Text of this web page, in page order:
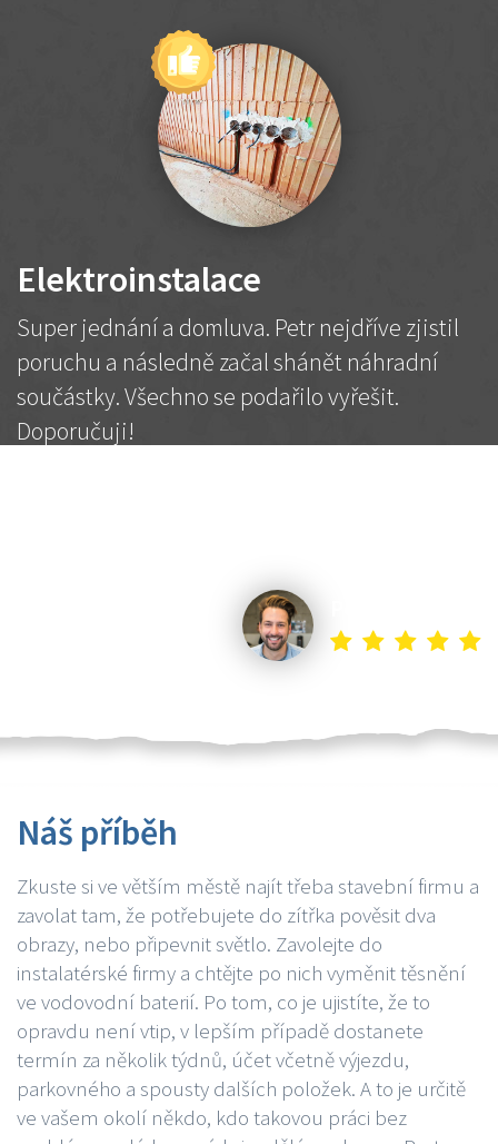
Elektroinstalace
Super jednání a domluva. Petr nejdříve zjistil
poruchu a následně začal shánět náhradní
součástky. Všechno se podařilo vyřešit.
Doporučuji!
Náš příběh
Zkuste si ve větším městě najít třeba stavební firmu a
zavolat tam, že potřebujete do zítřka pověsit dva
obrazy, nebo připevnit světlo. Zavolejte do
instalatérské firmy a chtějte po nich vyměnit těsnění
ve vodovodní baterií. Po tom, co je ujistíte, že to
opravdu není vtip, v lepším případě dostanete
termín za několik týdnů, účet včetně výjezdu,
parkovného a spousty dalších položek. A to je určitě
ve vašem okolí někdo, kdo takovou práci bez